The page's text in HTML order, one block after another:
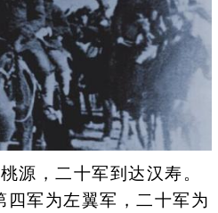
，二十军到达汉寿。
四军为左翼军，二十军为